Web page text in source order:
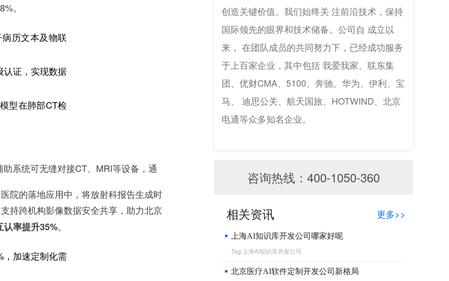
。
病历文本及物联
认证，实现数据
型在肺部CT检
助系统可无缝对接CT、MRI等设备，通
院的落地应用中，将放射科报告生成时
持跨机构影像数据安全共享，助力北京
认率提升35%。
，加速定制化需
创造关键价值。我们始终关 注前沿技术，保持
国际领先的眼界和技术储备。公司自 成立以
来， 在团队成员的共同努力下，已经成功服务
于上百家企业，其中包括 我爱我家、联东集
团、优财CMA、5100、奔驰、华为、伊利、宝
马、 迪思公关、航天国旅、HOTWIND、北京
电通等众多知名企业。
咨询热线：400-1050-360
相关资讯 更多>>
上海AI知识库开发公司哪家好呢
Tag:上海AI知识库开发公司
北京医疗AI软件定制开发公司新格局